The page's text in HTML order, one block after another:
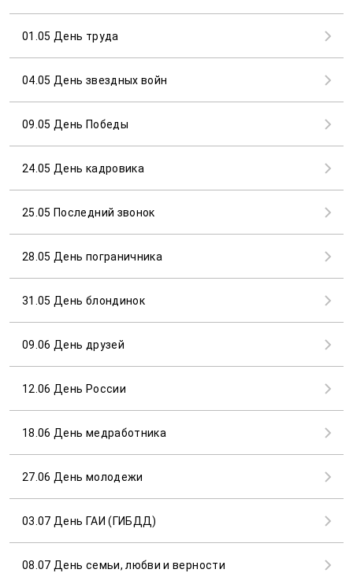
01.05 День труда
04.05 День звездных войн
09.05 День Победы
24.05 День кадровика
25.05 Последний звонок
28.05 День пограничника
31.05 День блондинок
09.06 День друзей
12.06 День России
18.06 День медработника
27.06 День молодежи
03.07 День ГАИ (ГИБДД)
08.07 День семьи, любви и верности